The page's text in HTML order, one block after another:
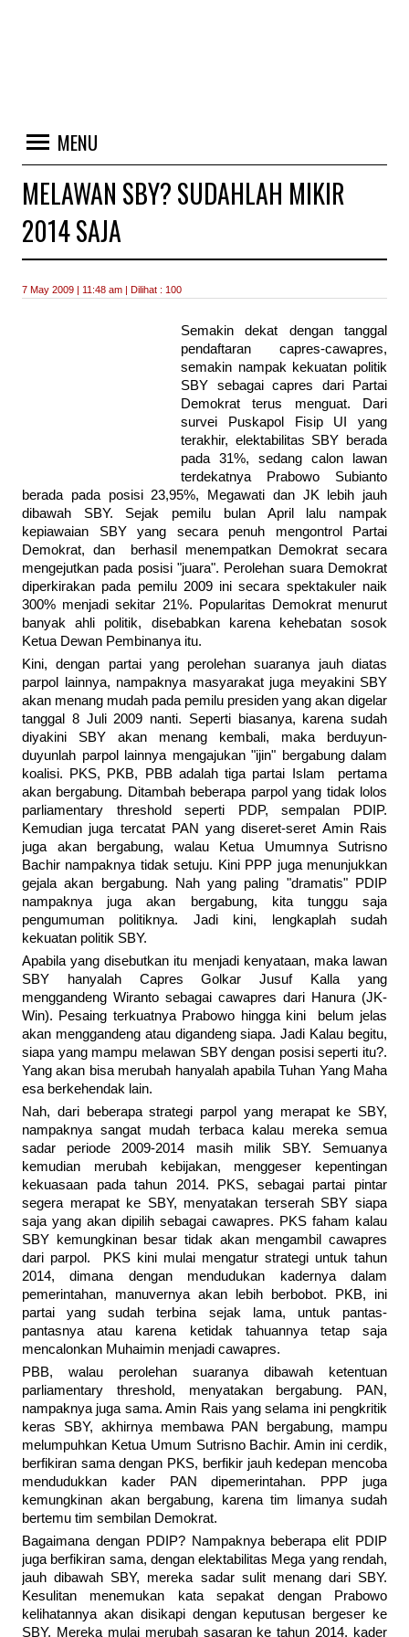
MENU
MELAWAN SBY? SUDAHLAH MIKIR
2014 SAJA
7 May 2009 | 11:48 am | Dilihat : 100
Semakin dekat dengan tanggal
pendaftaran capres-cawapres,
semakin nampak kekuatan politik
SBY sebagai capres dari Partai
Demokrat terus menguat. Dari
survei Puskapol Fisip UI yang
terakhir, elektabilitas SBY berada
pada 31%, sedang calon lawan
terdekatnya Prabowo Subianto
berada pada posisi 23,95%, Megawati dan JK lebih jauh
dibawah SBY. Sejak pemilu bulan April lalu nampak
kepiawaian SBY yang secara penuh mengontrol Partai
Demokrat, dan berhasil menempatkan Demokrat secara
mengejutkan pada posisi "juara". Perolehan suara Demokrat
diperkirakan pada pemilu 2009 ini secara spektakuler naik
300% menjadi sekitar 21%. Popularitas Demokrat menurut
banyak ahli politik, disebabkan karena kehebatan sosok
Ketua Dewan Pembinanya itu.
Kini, dengan partai yang perolehan suaranya jauh diatas
parpol lainnya, nampaknya masyarakat juga meyakini SBY
akan menang mudah pada pemilu presiden yang akan digelar
tanggal 8 Juli 2009 nanti. Seperti biasanya, karena sudah
diyakini SBY akan menang kembali, maka berduyun-
duyunlah parpol lainnya mengajukan "ijin" bergabung dalam
koalisi. PKS, PKB, PBB adalah tiga partai Islam pertama
akan bergabung. Ditambah beberapa parpol yang tidak lolos
parliamentary threshold seperti PDP, sempalan PDIP.
Kemudian juga tercatat PAN yang diseret-seret Amin Rais
juga akan bergabung, walau Ketua Umumnya Sutrisno
Bachir nampaknya tidak setuju. Kini PPP juga menunjukkan
gejala akan bergabung. Nah yang paling "dramatis" PDIP
nampaknya juga akan bergabung, kita tunggu saja
pengumuman politiknya. Jadi kini, lengkaplah sudah
kekuatan politik SBY.
Apabila yang disebutkan itu menjadi kenyataan, maka lawan
SBY hanyalah Capres Golkar Jusuf Kalla yang
menggandeng Wiranto sebagai cawapres dari Hanura (JK-
Win). Pesaing terkuatnya Prabowo hingga kini belum jelas
akan menggandeng atau digandeng siapa. Jadi Kalau begitu,
siapa yang mampu melawan SBY dengan posisi seperti itu?.
Yang akan bisa merubah hanyalah apabila Tuhan Yang Maha
esa berkehendak lain.
Nah, dari beberapa strategi parpol yang merapat ke SBY,
nampaknya sangat mudah terbaca kalau mereka semua
sadar periode 2009-2014 masih milik SBY. Semuanya
kemudian merubah kebijakan, menggeser kepentingan
kekuasaan pada tahun 2014. PKS, sebagai partai pintar
segera merapat ke SBY, menyatakan terserah SBY siapa
saja yang akan dipilih sebagai cawapres. PKS faham kalau
SBY kemungkinan besar tidak akan mengambil cawapres
dari parpol. PKS kini mulai mengatur strategi untuk tahun
2014, dimana dengan mendudukan kadernya dalam
pemerintahan, manuvernya akan lebih berbobot. PKB, ini
partai yang sudah terbina sejak lama, untuk pantas-
pantasnya atau karena ketidak tahuannya tetap saja
mencalonkan Muhaimin menjadi cawapres.
PBB, walau perolehan suaranya dibawah ketentuan
parliamentary threshold, menyatakan bergabung. PAN,
nampaknya juga sama. Amin Rais yang selama ini pengkritik
keras SBY, akhirnya membawa PAN bergabung, mampu
melumpuhkan Ketua Umum Sutrisno Bachir. Amin ini cerdik,
berfikiran sama dengan PKS, berfikir jauh kedepan mencoba
mendudukkan kader PAN dipemerintahan. PPP juga
kemungkinan akan bergabung, karena tim limanya sudah
bertemu tim sembilan Demokrat.
Bagaimana dengan PDIP? Nampaknya beberapa elit PDIP
juga berfikiran sama, dengan elektabilitas Mega yang rendah,
jauh dibawah SBY, mereka sadar sulit menang dari SBY.
Kesulitan menemukan kata sepakat dengan Prabowo
kelihatannya akan disikapi dengan keputusan bergeser ke
SBY. Mereka mulai merubah sasaran ke tahun 2014, kader